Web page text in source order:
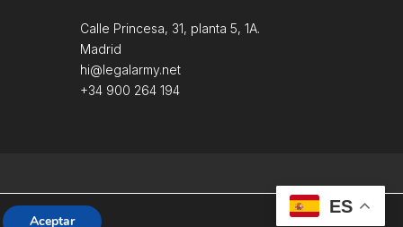
Calle Princesa, 31, planta 5, 1A.
Madrid
hi@legalarmy.net
+34 900 264 194
ES
Aceptar